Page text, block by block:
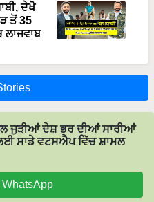
ਦੇਖੋ
ਤੋਂ 35
ਲਾਜਵਾਬ
ਜੁੜੀਆਂ ਦੇਸ਼ ਭਰ ਦੀਆਂ ਸਾਰੀਆਂ
ਸਾਡੇ ਵਟਸਐਪ ਵਿੱਚ ਸ਼ਾਮਲ